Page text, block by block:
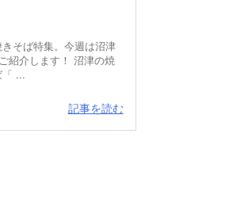
そば特集。今週は沼津
紹介します！ 沼津の焼
「 ...
記事を読む